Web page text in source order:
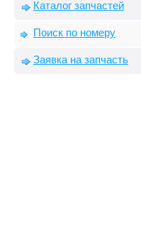
Каталог запчастей
Поиск по номеру
Заявка на запчасть